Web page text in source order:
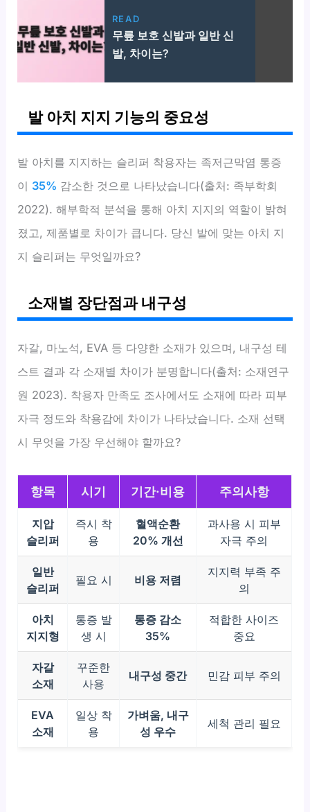
READ
무릎 보호 신발과 일반 신
발, 차이는?
발 아치 지지 기능의 중요성
발 아치를 지지하는 슬리퍼 착용자는 족저근막염 통증
이 35% 감소한 것으로 나타났습니다(출처: 족부학회
2022). 해부학적 분석을 통해 아치 지지의 역할이 밝혀
졌고, 제품별로 차이가 큽니다. 당신 발에 맞는 아치 지
지 슬리퍼는 무엇일까요?
소재별 장단점과 내구성
자갈, 마노석, EVA 등 다양한 소재가 있으며, 내구성 테
스트 결과 각 소재별 차이가 분명합니다(출처: 소재연구
원 2023). 착용자 만족도 조사에서도 소재에 따라 피부
자극 정도와 착용감에 차이가 나타났습니다. 소재 선택
시 무엇을 가장 우선해야 할까요?
항목 시기 기간·비용 주의사항
지압
슬리퍼
즉시 착
용
혈액순환
20% 개선
과사용 시 피부
자극 주의
일반
슬리퍼
필요 시 비용 저렴
지지력 부족 주
의
아치
지지형
통증 발
생 시
통증 감소
35%
적합한 사이즈
중요
자갈
소재
꾸준한
사용
내구성 중간 민감 피부 주의
EVA
소재
일상 착
용
가벼움, 내구
성 우수
세척 관리 필요